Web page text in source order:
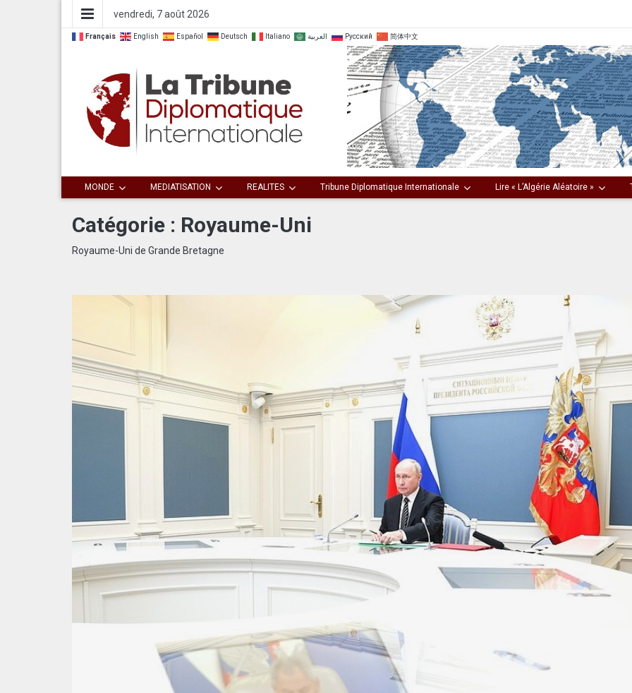
vendredi, 7 août 2026
Français English Español Deutsch Italiano العربية Русский 简体中文
La Tribune
Diplomatique
Internationale
MONDE MEDIATISATION REALITES Tribune Diplomatique Internationale Lire « L’Algérie Aléatoire »
Catégorie : Royaume-Uni
Royaume-Uni de Grande Bretagne